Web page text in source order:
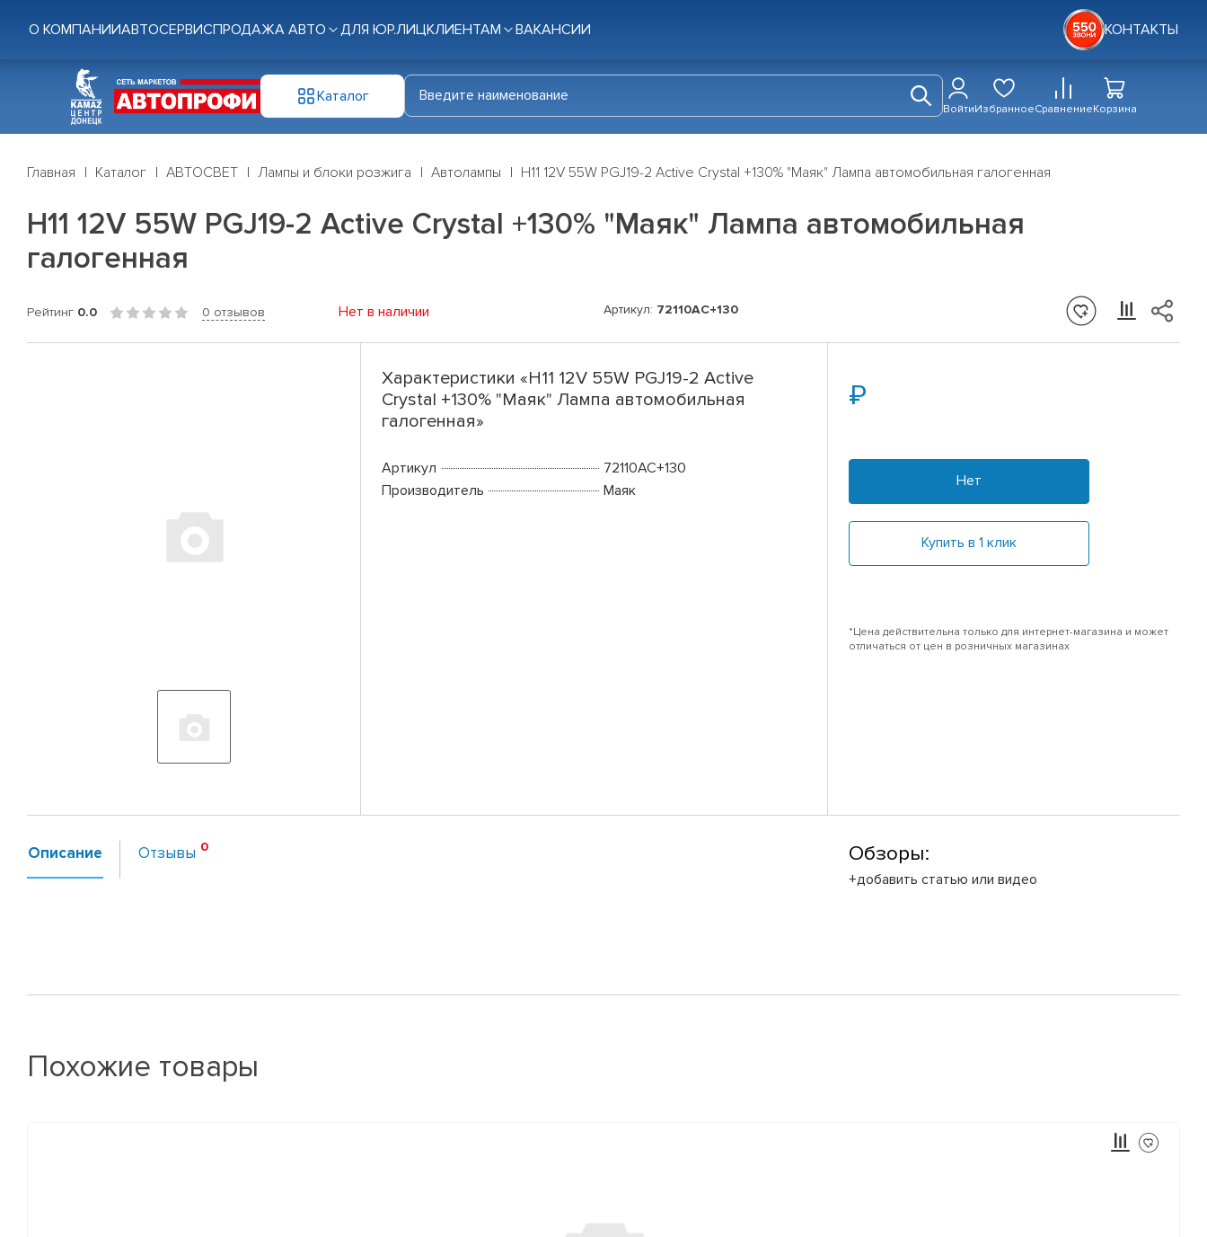
О КОМПАНИИАВТОСЕРВИСПРОДАЖА АВТО ДЛЯ ЮР.ЛИЦКЛИЕНТАМ ВАКАНСИИ КОНТАКТЫ
Каталог
ВойтиИзбранноеСравнениеКорзина
Главная Каталог АВТОСВЕТ Лампы и блоки розжига Автолампы Н11 12V 55W PGJ19-2 Active Crystal +130% "Маяк" Лампа автомобильная галогенная
Н11 12V 55W PGJ19-2 Active Crystal +130% "Маяк" Лампа автомобильная
галогенная
Рейтинг 0.0 0 отзывов Нет в наличии Артикул: 72110АС+130
Характеристики «Н11 12V 55W PGJ19-2 Active
Crystal +130% "Маяк" Лампа автомобильная
галогенная»
Артикул
72110АС+130
Производитель
Маяк
Нет
Купить в 1 клик
*Цена действительна только для интернет-магазина и может
отличаться от цен в розничных магазинах
Описание Отзывы Обзоры:
+добавить статью или видео
Похожие товары